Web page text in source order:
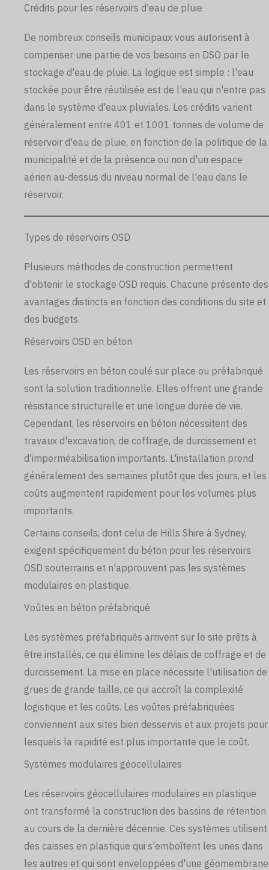
Crédits pour les réservoirs d'eau de pluie
De nombreux conseils municipaux vous autorisent à
compenser une partie de vos besoins en DSO par le
stockage d'eau de pluie. La logique est simple : l'eau
stockée pour être réutilisée est de l'eau qui n'entre pas
dans le système d'eaux pluviales. Les crédits varient
généralement entre 401 et 1001 tonnes de volume de
réservoir d'eau de pluie, en fonction de la politique de la
municipalité et de la présence ou non d'un espace
aérien au-dessus du niveau normal de l'eau dans le
réservoir.
Types de réservoirs OSD
Plusieurs méthodes de construction permettent
d'obtenir le stockage OSD requis. Chacune présente des
avantages distincts en fonction des conditions du site et
des budgets.
Réservoirs OSD en béton
Les réservoirs en béton coulé sur place ou préfabriqué
sont la solution traditionnelle. Elles offrent une grande
résistance structurelle et une longue durée de vie.
Cependant, les réservoirs en béton nécessitent des
travaux d'excavation, de coffrage, de durcissement et
d'imperméabilisation importants. L'installation prend
généralement des semaines plutôt que des jours, et les
coûts augmentent rapidement pour les volumes plus
importants.
Certains conseils, dont celui de Hills Shire à Sydney,
exigent spécifiquement du béton pour les réservoirs
OSD souterrains et n'approuvent pas les systèmes
modulaires en plastique.
Voûtes en béton préfabriqué
Les systèmes préfabriqués arrivent sur le site prêts à
être installés, ce qui élimine les délais de coffrage et de
durcissement. La mise en place nécessite l'utilisation de
grues de grande taille, ce qui accroît la complexité
logistique et les coûts. Les voûtes préfabriquées
conviennent aux sites bien desservis et aux projets pour
lesquels la rapidité est plus importante que le coût.
Systèmes modulaires géocellulaires
Les réservoirs géocellulaires modulaires en plastique
ont transformé la construction des bassins de rétention
au cours de la dernière décennie. Ces systèmes utilisent
des caisses en plastique qui s'emboîtent les unes dans
les autres et qui sont enveloppées d'une géomembrane